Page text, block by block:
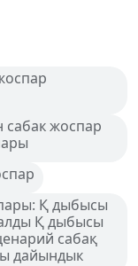
сабак жоспар
Қ дыбысы
Қ дыбысы
сабақ
дайындык